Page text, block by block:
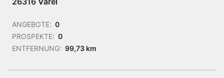
ANGEBOTE: 0
PROSPEKTE: 0
ENTFERNUNG: 99,73 km